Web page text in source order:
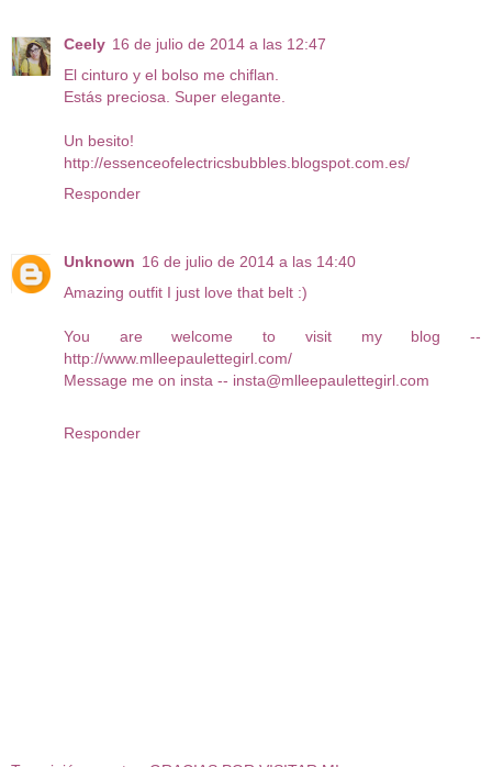
Ceely 16 de julio de 2014 a las 12:47
El cinturo y el bolso me chiflan.
Estás preciosa. Super elegante.
Un besito!
http://essenceofelectricsbubbles.blogspot.com.es/
Responder
Unknown 16 de julio de 2014 a las 14:40
Amazing outfit I just love that belt :)
You are welcome to visit my blog --
http://www.mlleepaulettegirl.com/
Message me on insta -- insta@mlleepaulettegirl.com
Responder